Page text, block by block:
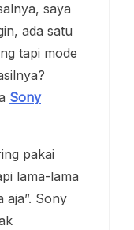
saya
ada satu
tapi mode
Sony
pakai
lama-lama
aja”. Sony